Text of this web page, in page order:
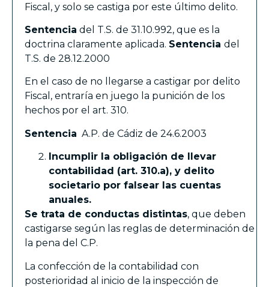
Fiscal, y solo se castiga por este último delito.
Sentencia del T.S. de 31.10.992, que es la
doctrina claramente aplicada. Sentencia del
T.S. de 28.12.2000
En el caso de no llegarse a castigar por delito
Fiscal, entraría en juego la punición de los
hechos por el art. 310.
Sentencia A.P. de Cádiz de 24.6.2003
Incumplir la obligación de llevar
contabilidad (art. 310.a), y delito
societario por falsear las cuentas
anuales.
Se trata de conductas distintas, que deben
castigarse según las reglas de determinación de
la pena del C.P.
La confección de la contabilidad con
posterioridad al inicio de la inspección de